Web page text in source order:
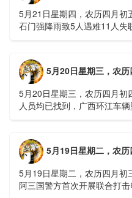
5月21日星期四，农历四月
石门强降雨致5人遇难11人失
5月20日星期三，农
5月20日星期三，农历四月初
人员均已找到，广西环江车
5月19日星期二，农
5月19日星期二，农历四月初
阿三国警方首次开展联合打